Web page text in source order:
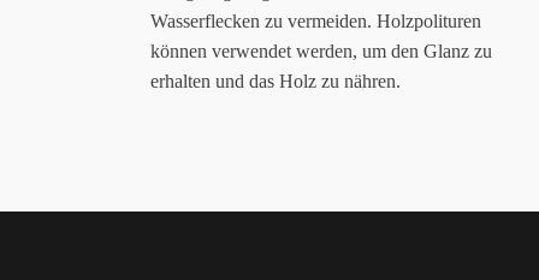
Wasserflecken zu vermeiden. Holzpolituren
können verwendet werden, um den Glanz zu
erhalten und das Holz zu nähren.